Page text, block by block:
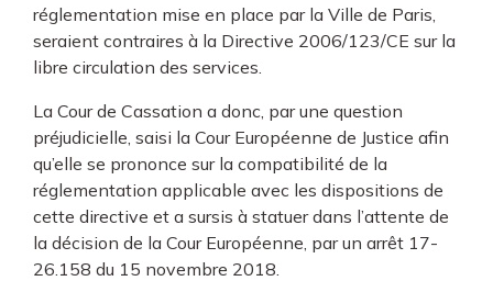
réglementation mise en place par la Ville de Paris,
seraient contraires à la Directive 2006/123/CE sur la
libre circulation des services.
La Cour de Cassation a donc, par une question
préjudicielle, saisi la Cour Européenne de Justice afin
qu’elle se prononce sur la compatibilité de la
réglementation applicable avec les dispositions de
cette directive et a sursis à statuer dans l’attente de
la décision de la Cour Européenne, par un arrêt 17-
26.158 du 15 novembre 2018.